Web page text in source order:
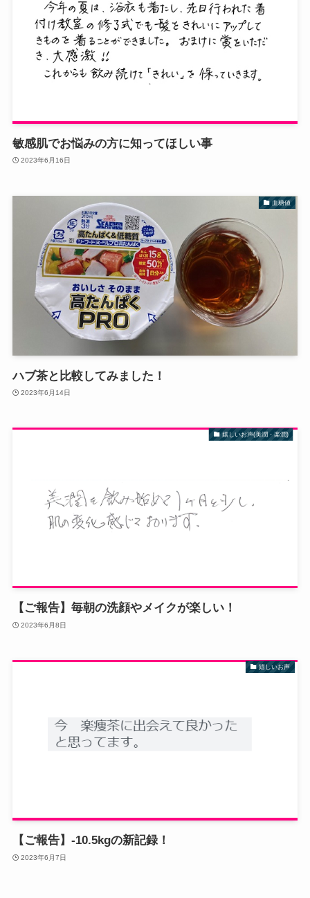
敏感肌でお悩みの方に知ってほしい事
2023年6月16日
血糖値
ハブ茶と比較してみました！
2023年6月14日
嬉しいお声(美潤・楽潤)
【ご報告】毎朝の洗顔やメイクが楽しい！
2023年6月8日
嬉しいお声
【ご報告】-10.5kgの新記録！
2023年6月7日